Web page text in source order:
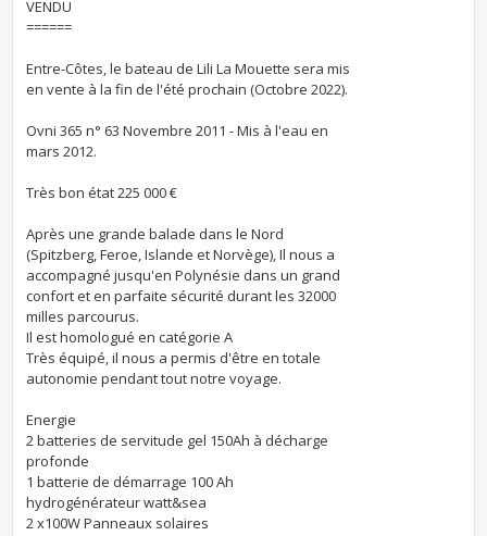
VENDU
======
Entre-Côtes, le bateau de Lili La Mouette sera mis
en vente à la fin de l'été prochain (Octobre 2022).
Ovni 365 n° 63 Novembre 2011 - Mis à l'eau en
mars 2012.
Très bon état 225 000 €
Après une grande balade dans le Nord
(Spitzberg, Feroe, Islande et Norvège), Il nous a
accompagné jusqu'en Polynésie dans un grand
confort et en parfaite sécurité durant les 32000
milles parcourus.
Il est homologué en catégorie A
Très équipé, il nous a permis d'être en totale
autonomie pendant tout notre voyage.
Energie
2 batteries de servitude gel 150Ah à décharge
profonde
1 batterie de démarrage 100 Ah
hydrogénérateur watt&sea
2 x100W Panneaux solaires